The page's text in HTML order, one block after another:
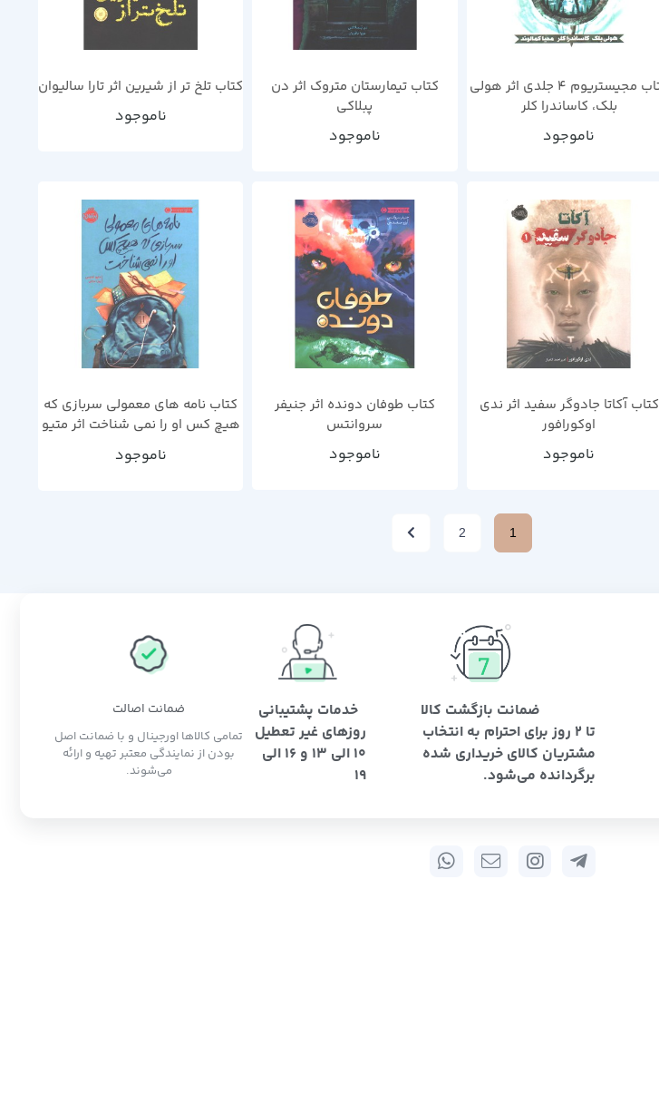
کتاب مجیستریوم 4 جلدی اثر هولی
بلک، کاساندرا کلر
ناموجود
کتاب تیمارستان متروک اثر دن
پبلاکی
ناموجود
کتاب تلخ تر از شیرین اثر تارا سالیوان
ناموجود
کتاب آکاتا جادوگر سفید اثر ندی
اوکورافور
ناموجود
کتاب طوفان دونده اثر جنیفر
سروانتس
ناموجود
کتاب نامه های معمولی سربازی که
هیچ کس او را نمی شناخت اثر متیو
لندیس
ناموجود
1
2
ضمانت بازگشت کالا
تا 2 روز برای احترام به انتخاب
مشتریان کالای خریداری شده
برگردانده می‌شود.
خدمات پشتیبانی
روزهای غیر تعطیل
10 الی 13 و 16 الی
19
ضمانت اصالت
تمامی کالاها اورجینال و با ضمانت اصل
بودن از نمایندگی معتبر تهیه و ارائه
می‌شوند.